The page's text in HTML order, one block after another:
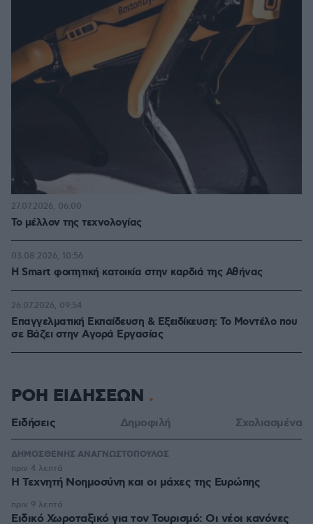
Το μέλλον της τεχνολογίας
27.07.2026, 06:00
Η Smart φοιτητική κατοικία στην καρδιά της Αθήνας
03.08.2026, 10:56
Επαγγελματική Εκπαίδευση & Εξειδίκευση: Το Mοντέλο που
σε Bάζει στην Aγορά Eργασίας
26.07.2026, 09:54
ΡΟΗ ΕΙΔΗΣΕΩΝ
Ειδήσεις Δημοφιλή Σχολιασμένα
ΔΗΜΟΣΘΕΝΗΣ ΑΝΑΓΝΩΣΤΟΠΟΥΛΟΣ
H Τεχνητή Νοημοσύνη και οι μάχες της Ευρώπης
πριν 4 λεπτά
Ειδικό Χωροταξικό για τον Τουρισμό: Οι νέοι κανόνες
πριν 9 λεπτά